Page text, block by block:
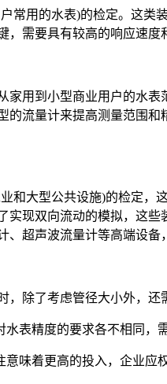
用的水表)的检定。这类装
，需要具有较高的响应速
到小型商业用户的水表
的流量计来提高测量范围
大型公共设施)的检定，这
实现双向流动的模拟，这
、超声波流量计等高端设备
除了考虑管径大小外，还
精度的要求各不相同，需
着更高的投入，企业应权